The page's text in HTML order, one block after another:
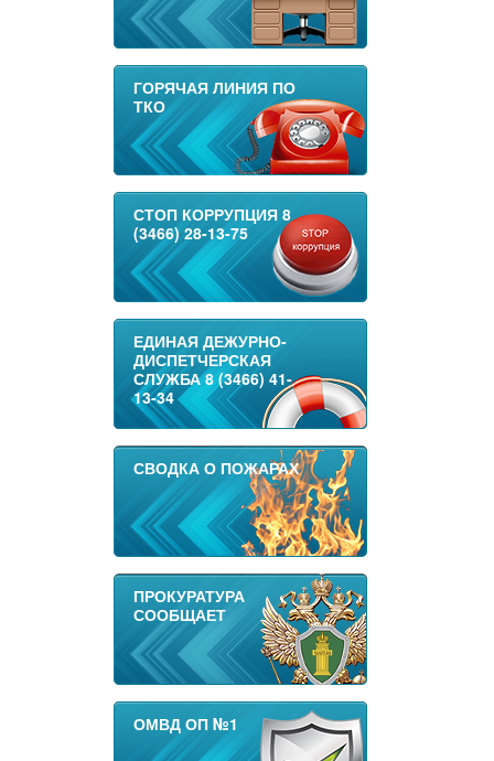
ГОРЯЧАЯ ЛИНИЯ ПО
ТКО
СТОП КОРРУПЦИЯ 8
(3466) 28-13-75
ЕДИНАЯ ДЕЖУРНО-
ДИСПЕТЧЕРСКАЯ
СЛУЖБА 8 (3466) 41-
13-34
СВОДКА О ПОЖАРАХ
ПРОКУРАТУРА
СООБЩАЕТ
ОМВД ОП №1